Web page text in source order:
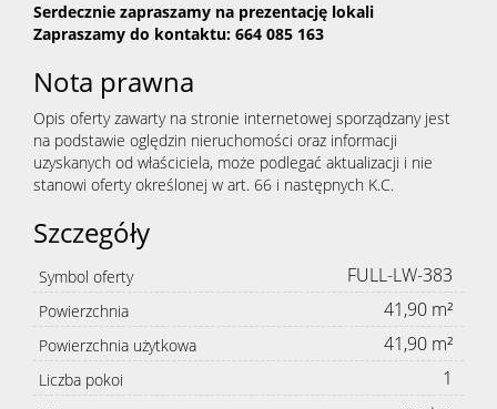
Serdecznie zapraszamy na prezentację lokali
Zapraszamy do kontaktu: 664 085 163
Nota prawna
Opis oferty zawarty na stronie internetowej sporządzany jest
na podstawie oględzin nieruchomości oraz informacji
uzyskanych od właściciela, może podlegać aktualizacji i nie
stanowi oferty określonej w art. 66 i następnych K.C.
Szczegóły
Symbol oferty FULL-LW-383
Powierzchnia 41,90 m²
Powierzchnia użytkowa 41,90 m²
Liczba pokoi 1